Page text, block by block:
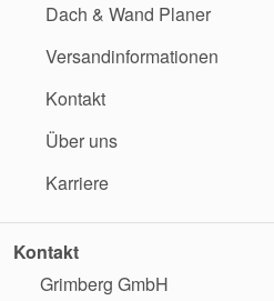
Dach & Wand Planer
Versandinformationen
Kontakt
Über uns
Karriere
Kontakt
Grimberg GmbH